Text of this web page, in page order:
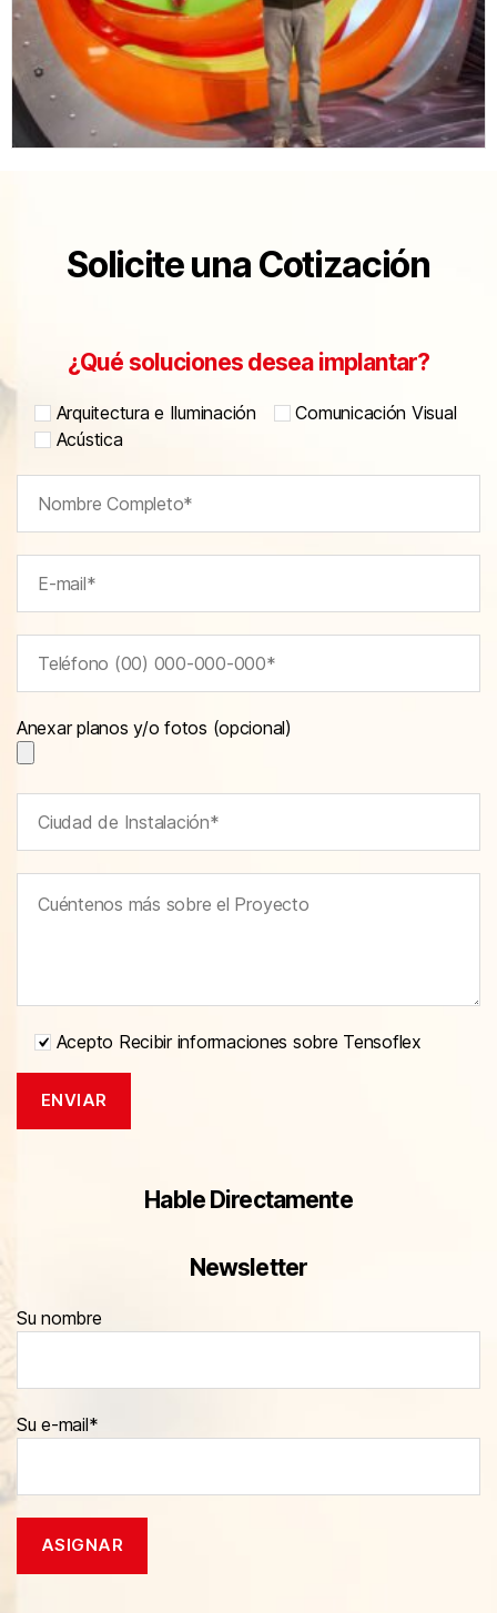
Solicite una Cotización
¿Qué soluciones desea implantar?
Arquitectura e Iluminación
Comunicación Visual
Acústica
Anexar planos y/o fotos (opcional)
Acepto Recibir informaciones sobre Tensoflex
Hable Directamente
Newsletter
Su nombre
Su e-mail*